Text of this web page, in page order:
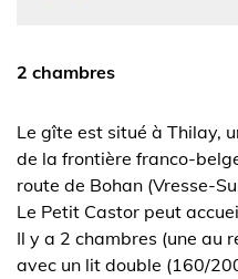
2 chambres
Le gîte est situé à Thilay,
de la frontière franco-
route de Bohan (Vresse-
Le Petit Castor peut
Il y a 2 chambres (une au
avec un lit double (160/